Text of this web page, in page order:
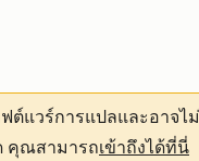
ต์แวร์การแปลและอาจไ
คุณสามารถเข้าถึงได้ที่นี่